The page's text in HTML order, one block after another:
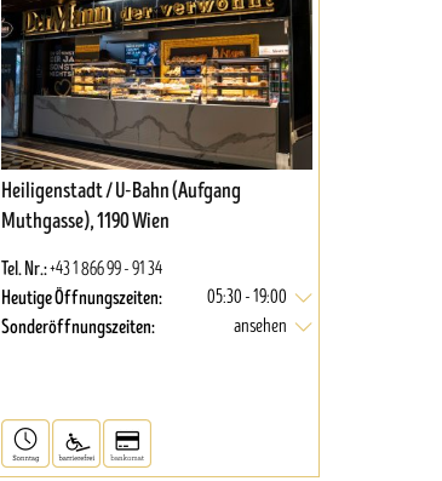
Heiligenstadt / U-Bahn (Aufgang
Muthgasse), 1190 Wien
Tel. Nr.:+43 1 866 99 - 91 34
Heutige Öffnungszeiten: 05:30 - 19:00
Sonderöffnungszeiten: ansehen